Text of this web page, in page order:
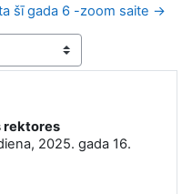
šī gada 6 -zoom saite →
rektores
2025. gada 16.